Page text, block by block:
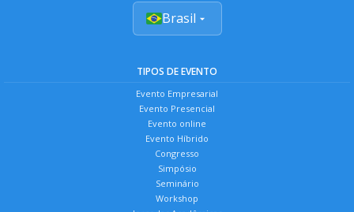
Brasil
TIPOS DE EVENTO
Evento Empresarial
Evento Presencial
Evento online
Evento Híbrido
Congresso
Simpósio
Seminário
Workshop